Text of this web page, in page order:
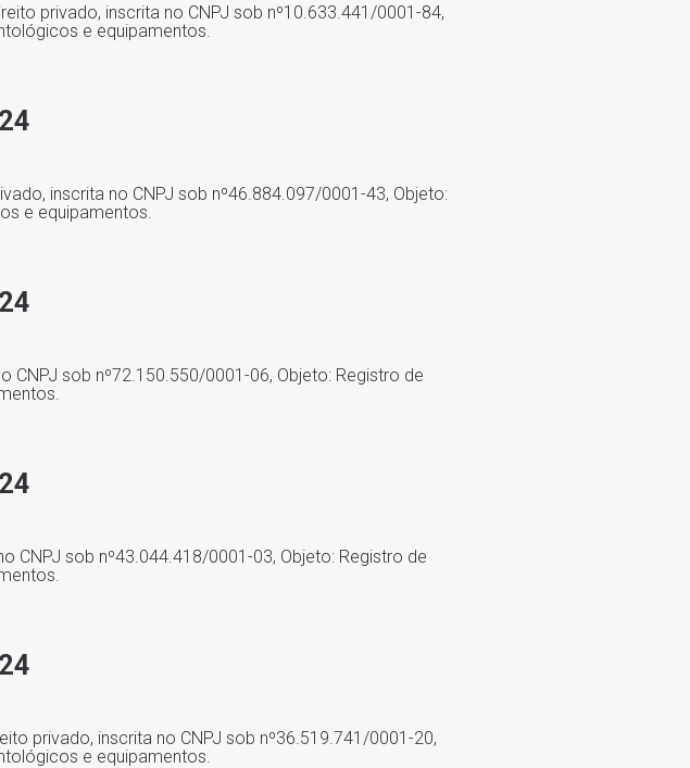
privado, inscrita no CNPJ sob nº10.633.441/0001-84,
e equipamentos.
inscrita no CNPJ sob nº46.884.097/0001-43, Objeto:
e equipamentos.
CNPJ sob nº72.150.550/0001-06, Objeto: Registro de
CNPJ sob nº43.044.418/0001-03, Objeto: Registro de
privado, inscrita no CNPJ sob nº36.519.741/0001-20,
e equipamentos.